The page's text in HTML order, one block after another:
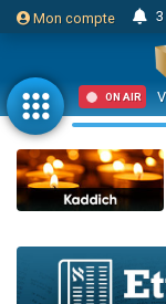
Mon compte
ON AIR